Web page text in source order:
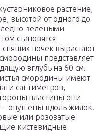
растение,
высотой от одного до
зелеными
становятся
почек вырастают
представляет
вглубь на 60 см.
смородины имеют
сантиметров,
пластины они
опушены вдоль жилок.
или розоватые
кистевидные